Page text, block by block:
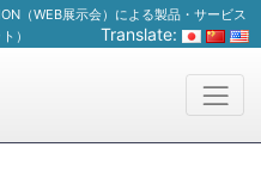
（WEB展示会）による製品・サービス
）
Translate: